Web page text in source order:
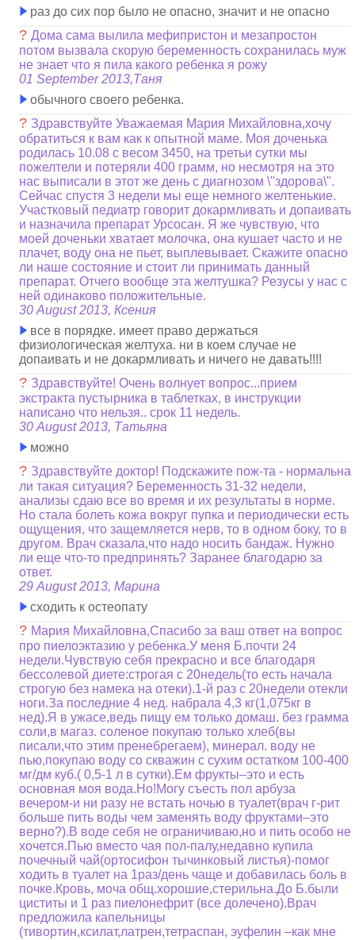
раз до сих пор было не опасно, значит и не опасно
?Дома сама вылила мефипристон и мезапростон
потом вызвала скорую беременность сохранилась муж
не знает что я пила какого ребенка я рожу
01 September 2013,Таня
обычного своего ребенка.
? Здравствуйте Уважаемая Мария Михайловна,хочу
обратиться к вам как к опытной маме. Моя доченька
родилась 10.08 с весом 3450, на третьи сутки мы
пожелтели и потеряли 400 грамм, но несмотря на это
нас выписали в этот же день с диагнозом \"здорова\".
Сейчас спустя 3 недели мы еще немного желтенькие.
Участковый педиатр говорит докармливать и допаивать
и назначила препарат Урсосан. Я же чувствую, что
моей доченьки хватает молочка, она кушает часто и не
плачет, воду она не пьет, выплевывает. Скажите опасно
ли наше состояние и стоит ли принимать данный
препарат. Отчего вообще эта желтушка? Резусы у нас с
ней одинаково положительные.
30 August 2013, Ксения
все в порядке. имеет право держаться
физиологическая желтуха. ни в коем случае не
допаивать и не докармливать и ничего не давать!!!!
? Здравствуйте! Очень волнует вопрос...прием
экстракта пустырника в таблетках, в инструкции
написано что нельзя.. срок 11 недель.
30 August 2013, Татьяна
можно
? Здравствуйте доктор! Подскажите пож-та - нормальна
ли такая ситуация? Беременность 31-32 недели,
анализы сдаю все во время и их результаты в норме.
Но стала болеть кожа вокруг пупка и периодически есть
ощущения, что защемляется нерв, то в одном боку, то в
другом. Врач сказала,что надо носить бандаж. Нужно
ли еще что-то предпринять? Заранее благодарю за
ответ.
29 August 2013, Марина
сходить к остеопату
? Мария Михайловна,Спасибо за ваш ответ на вопрос
про пиелоэктазию у ребенка.У меня Б.почти 24
недели.Чувствую себя прекрасно и все благодаря
бессолевой диете:строгая с 20недель(то есть начала
строгую без намека на отеки).1-й раз с 20недели отекли
ноги.За последние 4 нед. набрала 4,3 кг(1,075кг в
нед).Я в ужасе,ведь пищу ем только домаш. без грамма
соли,в магаз. соленое покупаю только хлеб(вы
писали,что этим пренебрегаем), минерал. воду не
пью,покупаю воду со скважин с сухим остатком 100-400
мг/дм куб.( 0,5-1 л в сутки).Ем фрукты–это и есть
основная моя вода.Но!Могу съесть пол арбуза
вечером-и ни разу не встать ночью в туалет(врач г-рит
больше пить воды чем заменять воду фруктами–это
верно?).В воде себя не ограничиваю,но и пить особо не
хочется.Пью вместо чая пол-палу,недавно купила
почечный чай(ортосифон тычинковый листья)-помог
ходить в туалет на 1раз/день чаще и добавилась боль в
почке.Кровь, моча общ.хорошие,стерильна.До Б.были
циститы и 1 раз пиелонефрит (все долечено).Врач
предложила капельницы
(тивортин,ксилат,латрен,тетраспан, эуфелин –как мне